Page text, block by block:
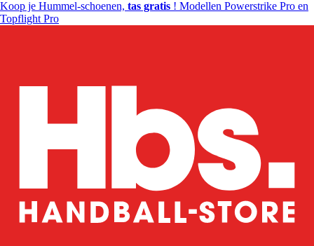
Koop je Hummel-schoenen, tas gratis ! Modellen Powerstrike Pro en
Topflight Pro